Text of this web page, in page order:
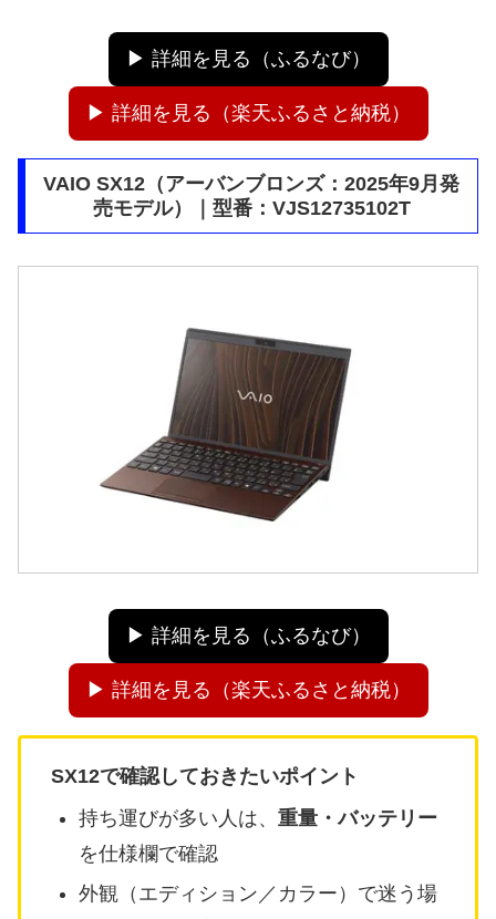
▶ 詳細を見る（ふるなび）
▶ 詳細を見る（楽天ふるさと納税）
VAIO SX12（アーバンブロンズ：2025年9月発
売モデル）｜型番：VJS12735102T
▶ 詳細を見る（ふるなび）
▶ 詳細を見る（楽天ふるさと納税）
SX12で確認しておきたいポイント
持ち運びが多い人は、重量・バッテリー
を仕様欄で確認
外観（エディション／カラー）で迷う場